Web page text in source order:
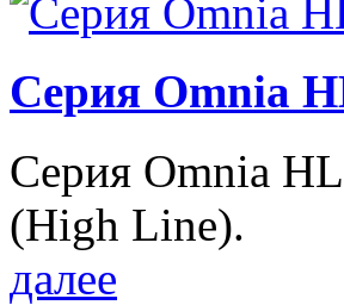
Серия Omnia
Серия Omnia
(High Line).
далее